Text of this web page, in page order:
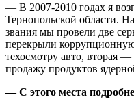
— В 2007-2010 годах я
Тернопольской области.
звания мы провели две
перекрыли
техосмотру авто, вторая
продажу продуктов
— С этого места